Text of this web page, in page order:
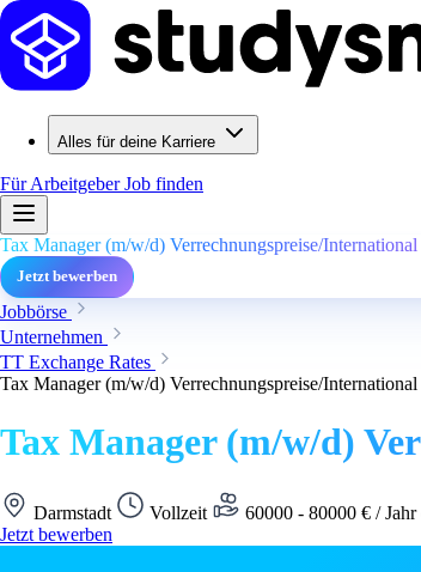
Alles für deine Karriere
Für ArbeitgeberJob finden
Tax Manager (m/w/d) Verrechnungspreise/
Jetzt bewerben
Jobbörse
Unternehmen
TT Exchange Rates
Tax Manager (m/w/d) Verrechnungspreise/
Tax Manager (m/w/d)
Darmstadt Vollzeit 60000 - 80000 € / Jahr
Jetzt bewerben